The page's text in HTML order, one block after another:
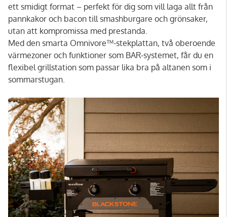
ett smidigt format – perfekt för dig som vill laga allt från
pannkakor och bacon till smashburgare och grönsaker,
utan att kompromissa med prestanda.
Med den smarta Omnivore™-stekplattan, två oberoende
värmezoner och funktioner som BAR-systemet, får du en
flexibel grillstation som passar lika bra på altanen som i
sommarstugan.